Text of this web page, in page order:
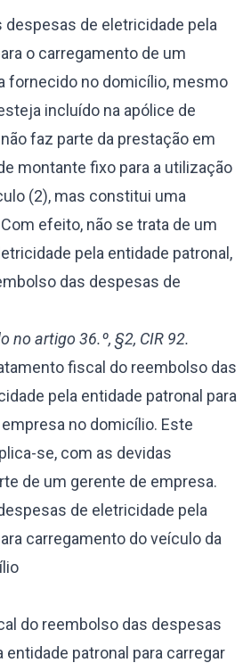
despesas de eletricidade pela
o carregamento de um
fornecido no domicílio, mesmo
incluído na apólice de
faz parte da prestação em
montante fixo para a utilização
(2), mas constitui uma
efeito, não se trata de um
pela entidade patronal,
das despesas de
no artigo 36.º, §2, CIR 92.
fiscal do reembolso das
pela entidade patronal para
no domicílio. Este
se, com as devidas
de um gerente de empresa.
de eletricidade pela
carregamento do veículo da
do reembolso das despesas
entidade patronal para carregar